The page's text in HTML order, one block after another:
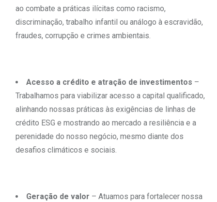
ao combate a práticas ilícitas como racismo,
discriminação, trabalho infantil ou análogo à escravidão,
fraudes, corrupção e crimes ambientais.
Acesso a crédito e atração de investimentos –
Trabalhamos para viabilizar acesso a capital qualificado,
alinhando nossas práticas às exigências de linhas de
crédito ESG e mostrando ao mercado a resiliência e a
perenidade do nosso negócio, mesmo diante dos
desafios climáticos e sociais.
Geração de valor – Atuamos para fortalecer nossa